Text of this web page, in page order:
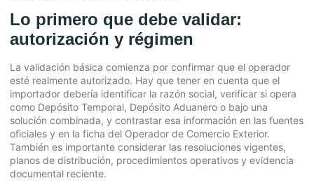
Lo primero que debe validar:
autorización y régimen
La validación básica comienza por confirmar que el operador
esté realmente autorizado. Hay que tener en cuenta que el
importador debería identificar la razón social, verificar si opera
como Depósito Temporal, Depósito Aduanero o bajo una
solución combinada, y contrastar esa información en las fuentes
oficiales y en la ficha del Operador de Comercio Exterior.
También es importante considerar las resoluciones vigentes,
planos de distribución, procedimientos operativos y evidencia
documental reciente.